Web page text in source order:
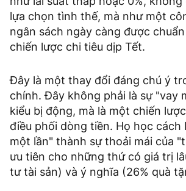
lựa chọn tình thế, mà như một
ngân sách ngày càng được
chiến lược chi tiêu dịp Tết.
Đây là một thay đổi đáng chú ý
chính. Đây không phải là sự "vay
kiểu bị động, mà là một chiến
điều phối dòng tiền. Họ học cách
một lần" thành sự thoải mái của
ưu tiên cho những thứ có giá trị
tư tài sản) và ý nghĩa (26% quà